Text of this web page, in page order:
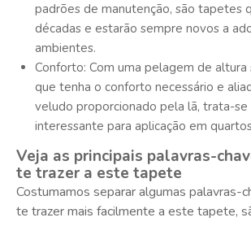
padrões de manutenção, são tapetes
décadas e estarão sempre novos a
ambientes.
Conforto: Com uma pelagem de altura
que tenha o conforto necessário e
veludo proporcionado pela lã, trata-
interessante para aplicação em
Veja as principais palavras-
te trazer a este tapete
Costumamos separar algumas palavras-
te trazer mais facilmente a este tapete,